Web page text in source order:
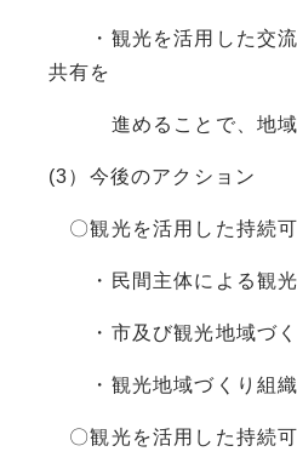
・観光を活用した交流
共有を
進めることで、地域活
(3）今後のアクション
〇観光を活用した持続
・民間主体による観光
・市及び観光地域づく
・観光地域づくり組織
〇観光を活用した持続